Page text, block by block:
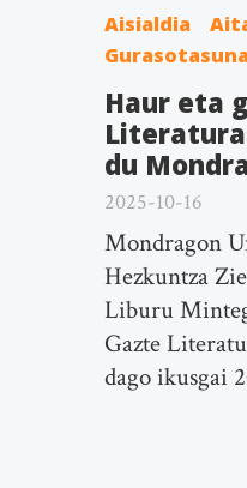
Aisialdia
Haur eta
du
2025-10-16
Mondragon
Hezkuntza
Liburu
Gazte
dago ikusgai